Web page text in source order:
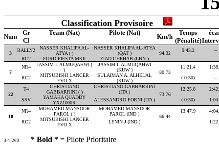
Classification Provisoire
Num
Gr Team (Nat) Pilote (Nat)
Km/h
Temps
Cl
(Pénalité)
3
RALLY2
NASSER KHALIFA AL-
ATYA ( )
NASSER KHALIFA AL-ATYA
(QAT )
94.32
9:43.2
--
RC2
FORD FIESTA MKII ZIAD CHEHAB (LBN ) --
7
NR4
JASSIM I. ALMUQAHWI (
)
JASSIM I. ALMUQAHWI
(KUW )
80.73
11:21.4
RC2
MITSUBISHI LANCER
EVO X
SULAIMAN A. ALHELAL
(KUW )
( 0:30) --
22
T4
CHRISTIANO
GABBARRINI ( )
CHRISTIANO GABBARRINI
(ITA )
73.76
12:25.8
SSV
YAMAHA QUADDY
YXZ1000R
ALESSANDRO FORNI (ITA ) ( 0:30)
10
NR4
MOHAMED MANSOOR
PAROL ( )
MOHAMED MANSOOR
PAROL (IND )
66.44
13:47.9
RC2
MITSUBISHI LANCER
EVO X
LENIN J (IND )
3-1-260 * Bold * = Pilote Prioritaire